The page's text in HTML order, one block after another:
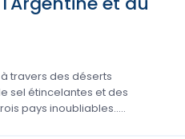
travers des déserts
sel étincelantes et des
pays inoubliables.....